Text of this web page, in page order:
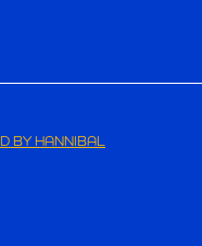
BY HANNIBAL